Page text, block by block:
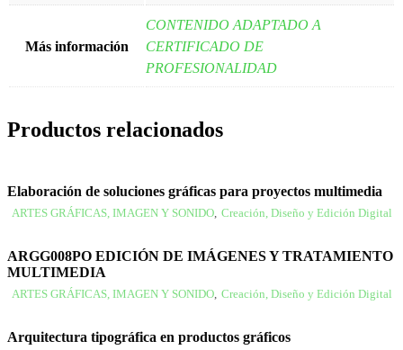
Más información
CONTENIDO ADAPTADO A
CERTIFICADO DE
PROFESIONALIDAD
Productos relacionados
Elaboración de soluciones gráficas para proyectos multimedia
ARTES GRÁFICAS, IMAGEN Y SONIDO, Creación, Diseño y Edición Digital
ARGG008PO EDICIÓN DE IMÁGENES Y TRATAMIENTO
MULTIMEDIA
ARTES GRÁFICAS, IMAGEN Y SONIDO, Creación, Diseño y Edición Digital
Arquitectura tipográfica en productos gráficos